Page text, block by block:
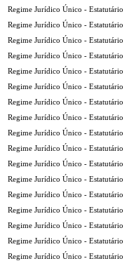
Regime Jurídico Único - Estatutário
Regime Jurídico Único - Estatutário
Regime Jurídico Único - Estatutário
Regime Jurídico Único - Estatutário
Regime Jurídico Único - Estatutário
Regime Jurídico Único - Estatutário
Regime Jurídico Único - Estatutário
Regime Jurídico Único - Estatutário
Regime Jurídico Único - Estatutário
Regime Jurídico Único - Estatutário
Regime Jurídico Único - Estatutário
Regime Jurídico Único - Estatutário
Regime Jurídico Único - Estatutário
Regime Jurídico Único - Estatutário
Regime Jurídico Único - Estatutário
Regime Jurídico Único - Estatutário
Regime Jurídico Único - Estatutário